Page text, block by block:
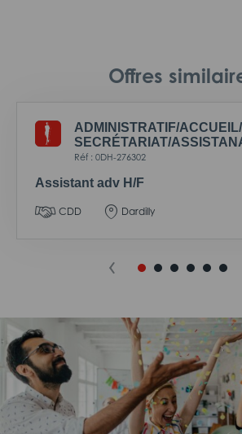
Offres
ADMINISTRATIF/ACCUEIL/
SECRÉTARIAT/
Réf : 0DH-276302
Assistant adv H/F
CDD Dardilly